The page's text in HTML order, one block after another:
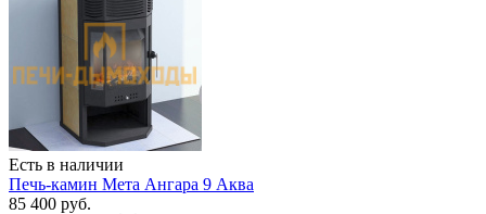
Есть в наличии
Печь-камин Мета Ангара 9 Аква
85 400 руб.